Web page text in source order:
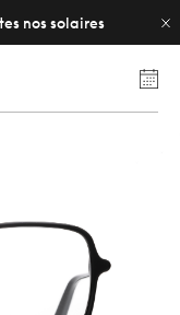
nos solaires